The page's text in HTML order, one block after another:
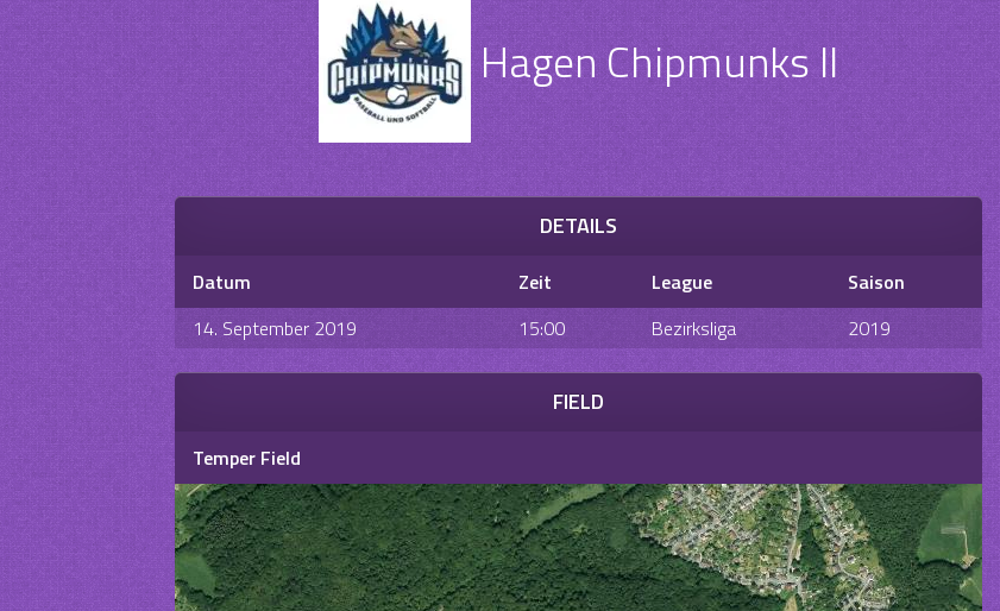
Hagen Chipmunks II
DETAILS
Datum Zeit League
Saison
14. September 2019
15:00 Bezirksliga 2019
FIELD
Temper Field